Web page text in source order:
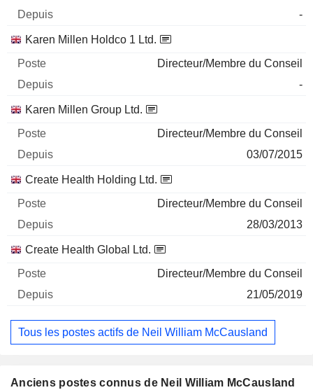
-
Karen Millen Holdco 1 Ltd.
Directeur/Membre du Conseil
-
Karen Millen Group Ltd.
Directeur/Membre du Conseil
03/07/2015
Create Health Holding Ltd.
Directeur/Membre du Conseil
28/03/2013
Create Health Global Ltd.
Directeur/Membre du Conseil
21/05/2019
Tous les postes actifs de Neil William McCausland
Anciens postes connus de Neil William McCausland